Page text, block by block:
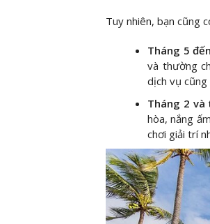
Tuy nhiên, bạn cũng
Tháng 5
và thường
dịch vụ cũng
Tháng 2 và
hòa, nắng
chơi giải trí